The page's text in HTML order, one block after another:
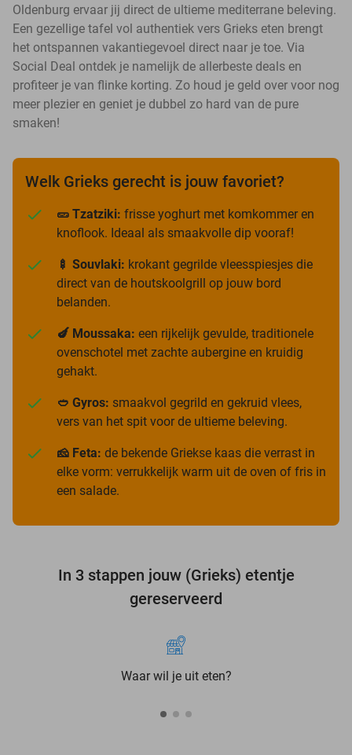
Oldenburg ervaar jij direct de ultieme mediterrane beleving.
Een gezellige tafel vol authentiek vers Grieks eten brengt
het ontspannen vakantiegevoel direct naar je toe. Via
Social Deal ontdek je namelijk de allerbeste deals en
profiteer je van flinke korting. Zo houd je geld over voor nog
meer plezier en geniet je dubbel zo hard van de pure
smaken!
Welk Grieks gerecht is jouw favoriet?
🥒 Tzatziki: frisse yoghurt met komkommer en
knoflook. Ideaal als smaakvolle dip vooraf!
🍢 Souvlaki: krokant gegrilde vleesspiesjes die
direct van de houtskoolgrill op jouw bord
belanden.
🍆 Moussaka: een rijkelijk gevulde, traditionele
ovenschotel met zachte aubergine en kruidig
gehakt.
🥙 Gyros: smaakvol gegrild en gekruid vlees,
vers van het spit voor de ultieme beleving.
🧀 Feta: de bekende Griekse kaas die verrast in
elke vorm: verrukkelijk warm uit de oven of fris in
een salade.
In 3 stappen jouw (Grieks) etentje
gereserveerd
Waar wil je uit eten?